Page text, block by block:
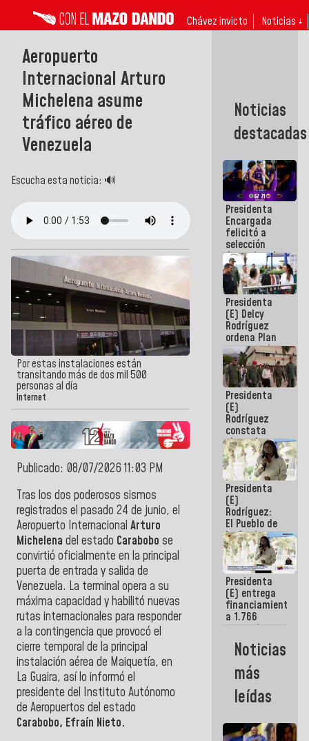
Chávez invicto Noticias ↓
Aeropuerto
Internacional Arturo
Michelena asume
tráfico aéreo de
Venezuela
Escucha esta noticia: 🔊
Por estas instalaciones están
transitando más de dos mil 500
personas al día
Internet
Publicado: 08/07/2026 11:03 PM
Tras los dos poderosos sismos
registrados el pasado 24 de junio, el
Aeropuerto Internacional Arturo
Michelena del estado Carabobo se
convirtió oficialmente en la principal
puerta de entrada y salida de
Venezuela. La terminal opera a su
máxima capacidad y habilitó nuevas
rutas internacionales para responder
a la contingencia que provocó el
cierre temporal de la principal
instalación aérea de Maiquetía, en
La Guaira, así lo informó el
presidente del Instituto Autónomo
de Aeropuertos del estado
Carabobo, Efraín Nieto.
Noticias
destacadas
Presidenta
Encargada
felicitó a
selección
femenina de
baloncesto
por su
clasificación
a la
AmeriCup
2027
Presidenta
(E) Delcy
Rodríguez
ordena Plan
maestro de
desarrollo
logístico y
turístico
para La
Guaira
Presidenta
(E)
Rodríguez
constata
obras de
rehabilitación
de Escuela
Militar de
Mamo en La
Guaira
Presidenta
(E)
Rodríguez:
El Pueblo de
La Guaira
siempre
estará
acompañada
por el
Gobierno
Nacional
Presidenta
(E) entrega
financiamientos
a 1.766
comerciantes
emprendedores
afectados
por
terremotos
Noticias
más
leídas